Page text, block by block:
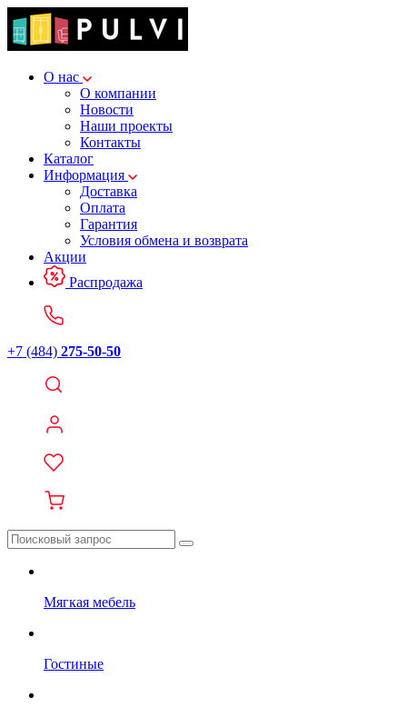
О нас
О компании
Новости
Наши проекты
Контакты
Каталог
Информация
Доставка
Оплата
Гарантия
Условия обмена и возврата
Акции
Распродажа
+7 (484) 275-50-50
Мягкая мебель
Гостиные